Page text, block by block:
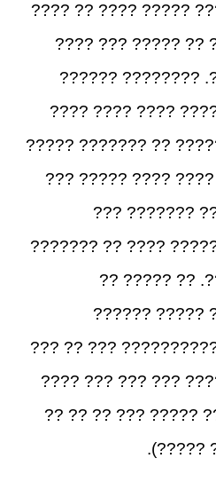
???????? ??? ??
???? ????
???? ?????
??????? ??????
??? ????? ??????
????? ???????? ??
?????? ????
??????? ?????
?? ????? ??
????????
??????? ????????
????? ??? ????
(???? ??????)
?????